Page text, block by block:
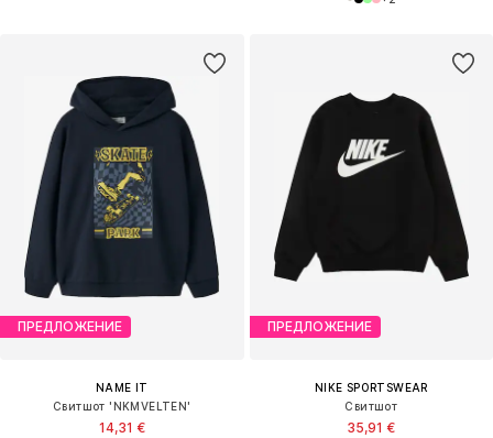
ПРЕДЛОЖЕНИЕ
NAME IT
Свитшот 'NKMVELTEN'
14,31 €
ПРЕДЛОЖЕНИЕ
NIKE SPORTSWEAR
Свитшот
35,91 €